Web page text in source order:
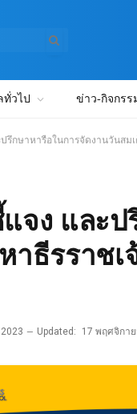
ทั่วไป ข่าว-กิจกรร
รึกษาหารือในการจัดงานวันสม
จง และ
าธีรราช
Updated: 17 พฤศจิกา